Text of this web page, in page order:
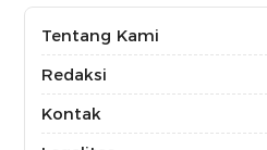
Tentang Kami
Redaksi
Kontak